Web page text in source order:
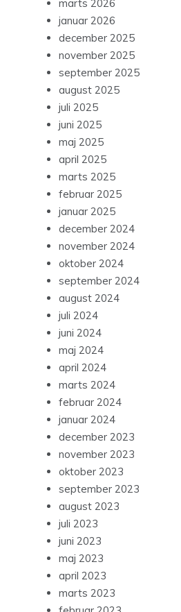
marts 2026
januar 2026
december 2025
november 2025
september 2025
august 2025
juli 2025
juni 2025
maj 2025
april 2025
marts 2025
februar 2025
januar 2025
december 2024
november 2024
oktober 2024
september 2024
august 2024
juli 2024
juni 2024
maj 2024
april 2024
marts 2024
februar 2024
januar 2024
december 2023
november 2023
oktober 2023
september 2023
august 2023
juli 2023
juni 2023
maj 2023
april 2023
marts 2023